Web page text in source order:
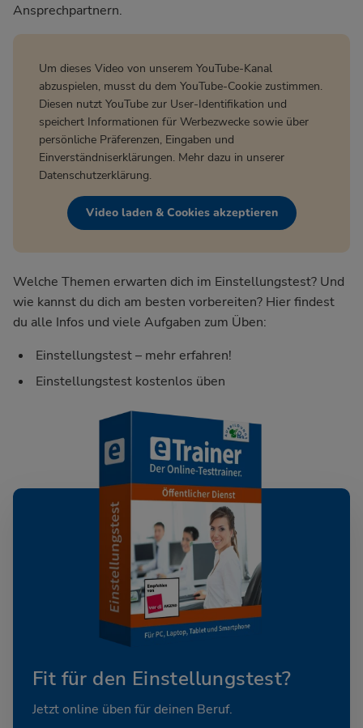
Ansprechpartnern.
Um dieses Video von unserem YouTube-Kanal
abzuspielen, musst du dem YouTube-Cookie zustimmen.
Diesen nutzt YouTube zur User-Identifikation und
speichert Informationen für Werbezwecke sowie über
persönliche Präferenzen, Eingaben und
Einverständniserklärungen. Mehr dazu in unserer
Datenschutzerklärung.
Video laden & Cookies akzeptieren
Welche Themen erwarten dich im Einstellungstest? Und
wie kannst du dich am besten vorbereiten? Hier findest
du alle Infos und viele Aufgaben zum Üben:
Einstellungstest – mehr erfahren!
Einstellungstest kostenlos üben
Fit für den Einstellungstest?
Jetzt online üben für deinen Beruf.